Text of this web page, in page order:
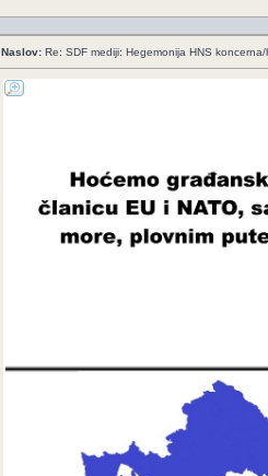
Naslov: Re: SDF mediji: Hegemonija HNS